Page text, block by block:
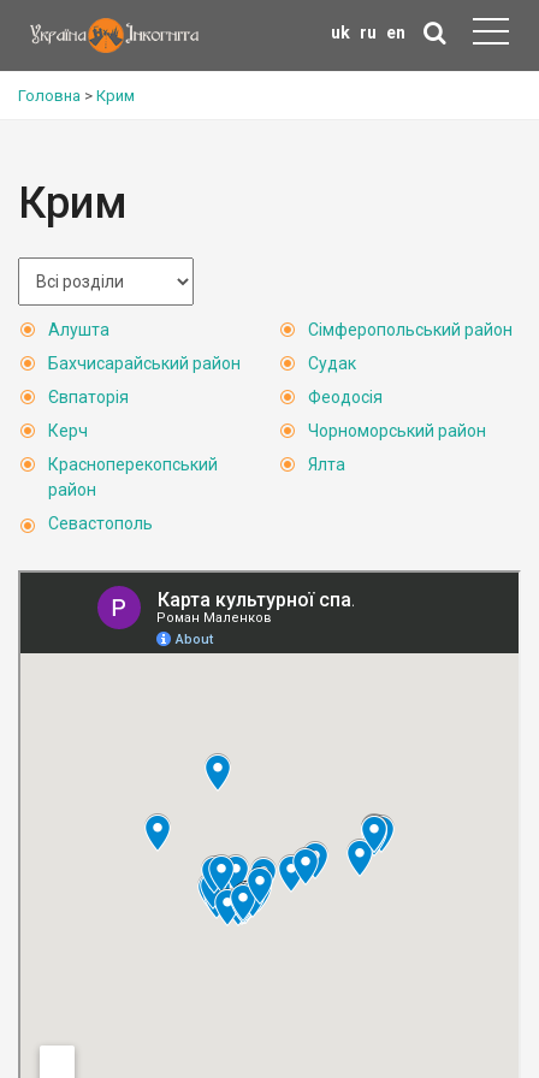
uk ru en
Головна > Крим
Крим
Алушта
Бахчисарайський район
Євпаторія
Керч
Красноперекопський
район
Севастополь
Сімферопольський район
Судак
Феодосія
Чорноморський район
Ялта